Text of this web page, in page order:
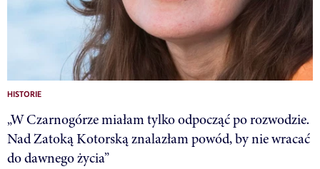
HISTORIE
„W Czarnogórze miałam tylko odpocząć po rozwodzie.
Nad Zatoką Kotorską znalazłam powód, by nie wracać
do dawnego życia”